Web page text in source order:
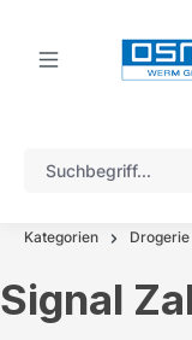
Kategorien
Signal